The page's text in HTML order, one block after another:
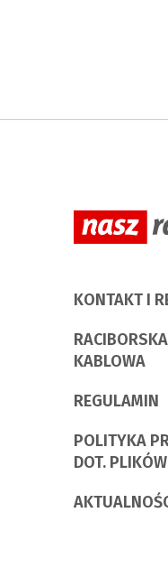
KONTAKT I
KABLOWA
REGULAMIN
POLITYKA
DOT.